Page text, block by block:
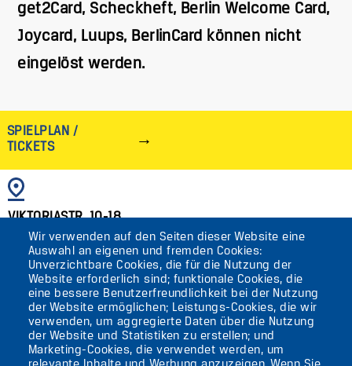
Wir verwenden auf den Seiten dieser Website eine
Auswahl an eigenen und fremden Cookies:
Unverzichtbare Cookies, die für die Nutzung der
Website erforderlich sind; funktionale Cookies, die
eine bessere Benutzerfreundlichkeit bei der Nutzung
der Website ermöglichen; Leistungs-Cookies, die wir
verwenden, um aggregierte Daten über die Nutzung
der Website und Statistiken zu erstellen; und
Marketing-Cookies, die verwendet werden, um
get2Card, Scheckheft, Berlin Welcome Card,
Joycard, Luups, BerlinCard können nicht
eingelöst werden.
SPIELPLAN /
TICKETS
BILD
VIKTORIASTR. 10-18
12105 BERLIN
TEMPELHOF
AKTUELLES
KONTAKT